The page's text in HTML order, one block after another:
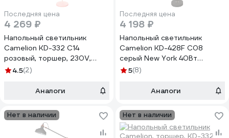
Последняя цена
4 269 ₽
Напольный светильник
Camelion KD-332 C14
розовый, торшер, 230V,
40W, E27 13882
4.5(2)
Аналоги
Последняя цена
4 198 ₽
Напольный светильник
Camelion KD-428F С08
серый New York 40Вт
металл 13050
5(8)
Аналоги
Нет в наличии Нет в наличии